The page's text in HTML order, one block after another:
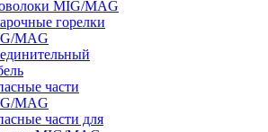
MIG/MAG
горелки
MAG
части
MAG
части для